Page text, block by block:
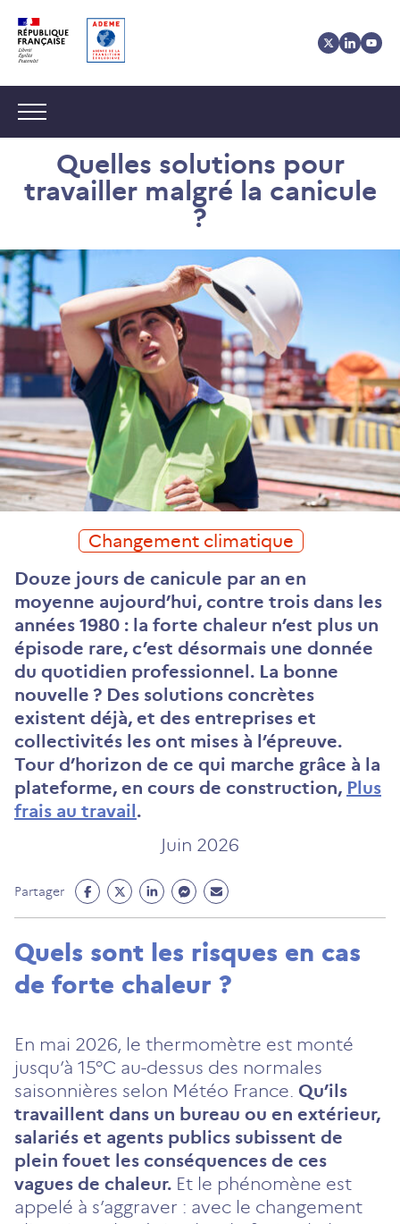
au
contenu
au
menu
des
cookies
Navigation :
Quelles solutions pour
travailler malgré la canicule
?
Changement climatique
Douze jours de canicule par an en
moyenne aujourd’hui, contre trois dans les
années 1980 : la forte chaleur n’est plus un
épisode rare, c’est désormais une donnée
du quotidien professionnel. La bonne
nouvelle ? Des solutions concrètes
existent déjà, et des entreprises et
collectivités les ont mises à l’épreuve.
Tour d’horizon de ce qui marche grâce à la
plateforme, en cours de construction, Plus
frais au travail.
Juin 2026
Partager
Partage
Facebook
un
nouvel
Partage
Twitter
un
nouvel
Partage
Linkedin
un
nouvel
Partage
Messenger
un
nouvel
Partage
Mail
un
nouvel
Quels sont les risques en cas
de forte chaleur ?
En mai 2026, le thermomètre est monté
jusqu’à 15°C au-dessus des normales
saisonnières selon Météo France. Qu’ils
travaillent dans un bureau ou en extérieur,
salariés et agents publics subissent de
plein fouet les conséquences de ces
vagues de chaleur. Et le phénomène est
appelé à s’aggraver : avec le changement